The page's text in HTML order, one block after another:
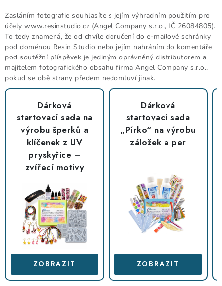
Zasláním fotografie souhlasíte s jejím výhradním použitím pro
účely www.resinstudio.cz (Angel Company s.r.o., IČ 26084805).
To tedy znamená, že od chvíle doručení do e-mailové schránky
pod doménou Resin Studio nebo jejím nahráním do komentáře
pod soutěžní příspěvek je jediným oprávněný distributorem a
majitelem fotografického obsahu firma Angel Company s.r.o.,
pokud se obě strany předem nedomluví jinak.